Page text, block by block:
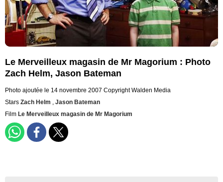
Le Merveilleux magasin de Mr Magorium : Photo
Zach Helm, Jason Bateman
Photo ajoutée le 14 novembre 2007 Copyright Walden Media
Stars Zach Helm , Jason Bateman
Film Le Merveilleux magasin de Mr Magorium